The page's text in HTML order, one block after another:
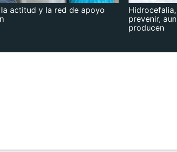
la actitud y la red de apoyo
prevenir,
producen